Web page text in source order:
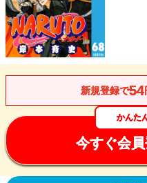
新規登録で54
かんた
今すぐ会